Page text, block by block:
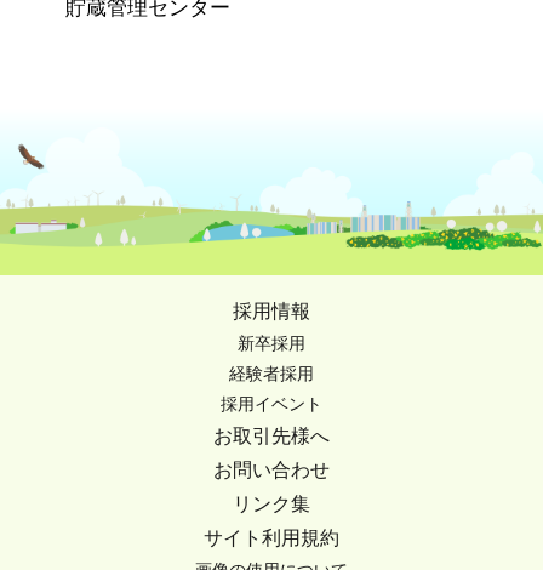
貯蔵管理センター
採用情報
新卒採用
経験者採用
採用イベント
お取引先様へ
お問い合わせ
リンク集
サイト利用規約